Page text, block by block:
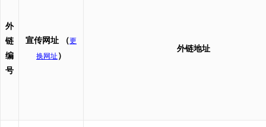
外
链
编
号
宣传网址 （更
换网址 ）
外链地址